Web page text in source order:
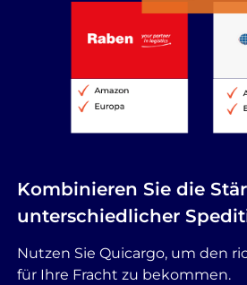
Kombinieren Sie die
unterschiedlicher
Nutzen Sie Quicargo, um den
für Ihre Fracht zu bekommen.